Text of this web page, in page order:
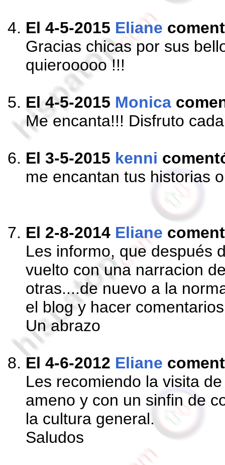
El 4-5-2015 Eliane
Gracias chicas por sus
quierooooo !!!
El 4-5-2015 Monica
Me encanta!!! Disfruto
El 3-5-2015 kenni
me encantan tus historias
El 2-8-2014 Eliane
Les informo, que después
vuelto con una narracion
otras....de nuevo a la
el blog y hacer
Un abrazo
El 4-6-2012 Eliane
Les recomiendo la visita
ameno y con un sinfin de
la cultura general.
Saludos